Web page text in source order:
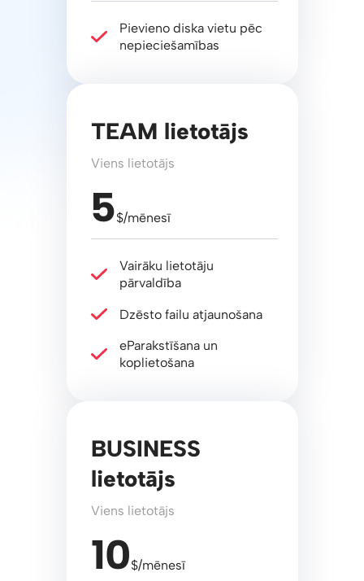
Pievieno diska vietu pēc
nepieciešamības
TEAM lietotājs
Viens lietotājs
5$/mēnesī
Vairāku lietotāju
pārvaldība
Dzēsto failu atjaunošana
eParakstīšana un
koplietošana
BUSINESS
lietotājs
Viens lietotājs
10$/mēnesī